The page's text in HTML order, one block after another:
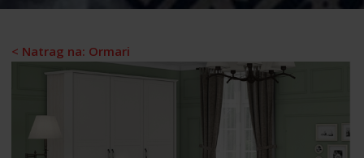
< Natrag na: Ormari